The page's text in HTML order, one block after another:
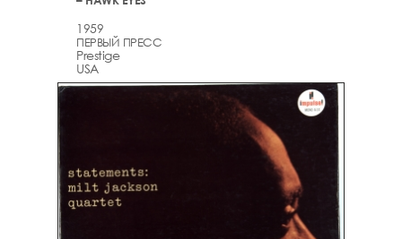
1959
ПЕРВЫЙ ПРЕСС
Prestige
USA